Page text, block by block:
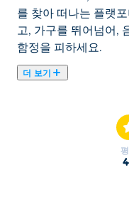
를 찾아 떠나는 플랫
고, 가구를 뛰어넘어,
함정을 피하세요.
더 보기
찾아 장난꾸러기 쥐
스릴 넘치는 모험에
뛰어넘고, 냉장고에